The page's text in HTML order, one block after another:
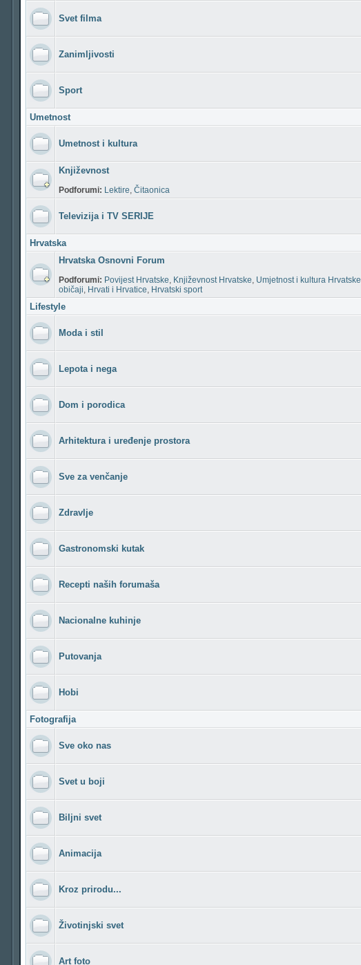
Svet filma
Zanimljivosti
Sport
Umetnost
Umetnost i kultura
Književnost
Podforumi: Lektire, Čitaonica
Televizija i TV SERIJE
Hrvatska
Hrvatska Osnovni Forum
Podforumi: Povijest Hrvatske, Književnost Hrvatske, Umjetnost i kultura Hrvatske
običaji, Hrvati i Hrvatice, Hrvatski sport
Lifestyle
Moda i stil
Lepota i nega
Dom i porodica
Arhitektura i uređenje prostora
Sve za venčanje
Zdravlje
Gastronomski kutak
Recepti naših forumaša
Nacionalne kuhinje
Putovanja
Hobi
Fotografija
Sve oko nas
Svet u boji
Biljni svet
Animacija
Kroz prirodu...
Životinjski svet
Art foto